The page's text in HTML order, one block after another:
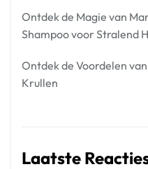
Ontdek de Magie van
Shampoo voor Stralend
Ontdek de Voordelen
Krullen
Laatste